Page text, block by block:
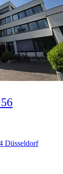
Düsseldorf